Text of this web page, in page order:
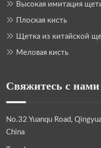
Высокая имитация
Плоская кисть
Щетка из китайской
Меловая кисть
Свяжитесь с нами
No.32 Yuanqu Road,
China